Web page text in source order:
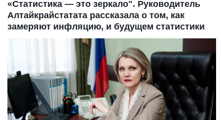
«Статистика — это зеркало". Руководитель
Алтайкрайстатата рассказала о том, как
замеряют инфляцию, и будущем статистики